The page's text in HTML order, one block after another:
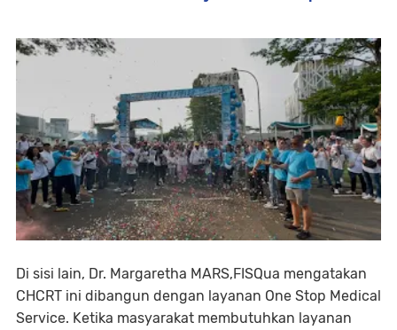
Di sisi lain, Dr. Margaretha MARS,FISQua mengatakan
CHCRT ini dibangun dengan layanan One Stop Medical
Service. Ketika masyarakat membutuhkan layanan